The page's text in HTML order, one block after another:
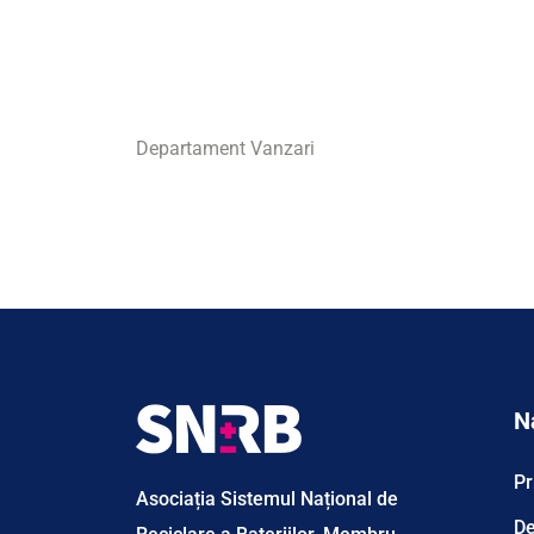
Departament Vanzari
Asociația Sistemul Național de